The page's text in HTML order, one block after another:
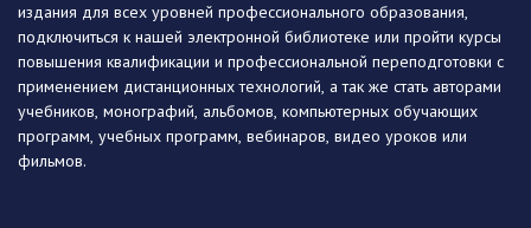
издания для всех уровней профессионального образования,
подключиться к нашей электронной библиотеке или пройти курсы
повышения квалификации и профессиональной переподготовки с
применением дистанционных технологий, а так же стать авторами
учебников, монографий, альбомов, компьютерных обучающих
программ, учебных программ, вебинаров, видео уроков или
фильмов.